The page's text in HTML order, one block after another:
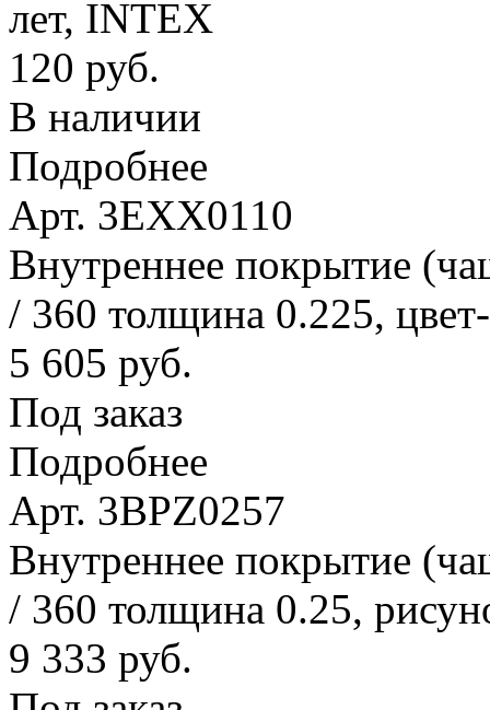
лет, INTEX
120 руб.
В наличии
Подробнее
Арт. 3EXX0110
Внутреннее покрытие
/ 360 толщина 0.225,
5 605 руб.
Под заказ
Подробнее
Арт. 3BPZ0257
Внутреннее покрытие
/ 360 толщина 0.25,
9 333 руб.